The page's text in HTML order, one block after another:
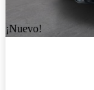
¡Nuevo!